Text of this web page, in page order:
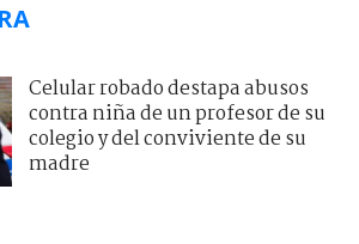
Celular robado destapa abusos
contra niña de un profesor de su
colegio y del conviviente de su
madre